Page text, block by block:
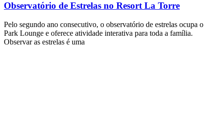
Observatório de Estrelas no Resort La Torre
Pelo segundo ano consecutivo, o observatório de estrelas ocupa o
Park Lounge e oferece atividade interativa para toda a família.
Observar as estrelas é uma